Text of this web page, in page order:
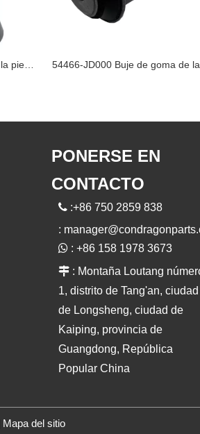
PONERSE EN
CONTACTO
 :+86 750 2859 838
:
 : +86 158 1978 3673
 : Montaña Loutang
1, distrito de Tang'an, ciudad
de Longsheng, ciudad de
Kaiping, provincia de
Guangdong, República
Popular China
Mapa del sitio